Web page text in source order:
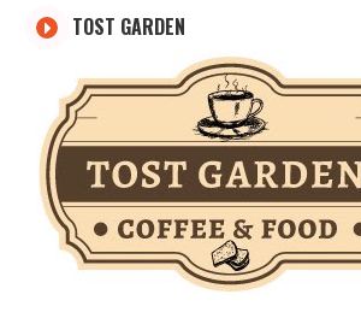
TOST GARDEN